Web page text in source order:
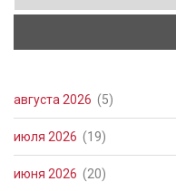
августа 2026 (5)
июля 2026 (19)
июня 2026 (20)